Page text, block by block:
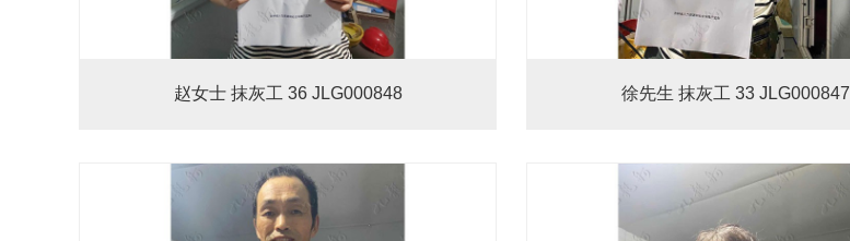
赵女士 抹灰工 36 JLG000848 徐先生 抹灰工 33 JLG000847